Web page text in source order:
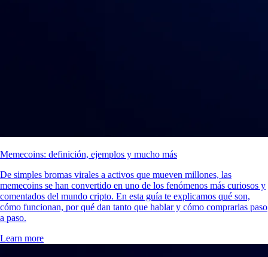
Memecoins: definición, ejemplos y mucho más
De simples bromas virales a activos que mueven millones, las
memecoins se han convertido en uno de los fenómenos más curiosos y
comentados del mundo cripto. En esta guía te explicamos qué son,
cómo funcionan, por qué dan tanto que hablar y cómo comprarlas paso
a paso.
Learn more